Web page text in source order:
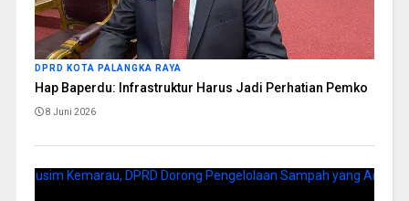
DPRD KOTA PALANGKA RAYA
Hap Baperdu: Infrastruktur Harus Jadi Perhatian Pemko
8 Juni 2026